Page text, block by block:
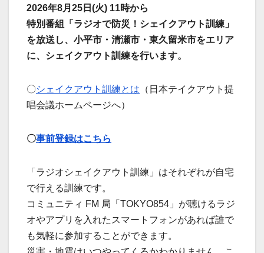
2026年8月25日(火) 11時から
特別番組「ラジオで防災！シェイクアウト訓練」
を放送し、小平市・清瀬市・東久留米市をエリア
に、シェイクアウト訓練を行います。
〇シェイクアウト訓練とは （日本テイクアウト提
唱会議ホームページへ）
〇事前登録はこちら
「ラジオシェイクアウト訓練」はそれぞれが自宅
で行える訓練です。
コミュニティ FM 局「TOKYO854」が聴けるラジ
オやアプリを入れたスマートフォンがあれば誰で
も気軽に参加することができます。